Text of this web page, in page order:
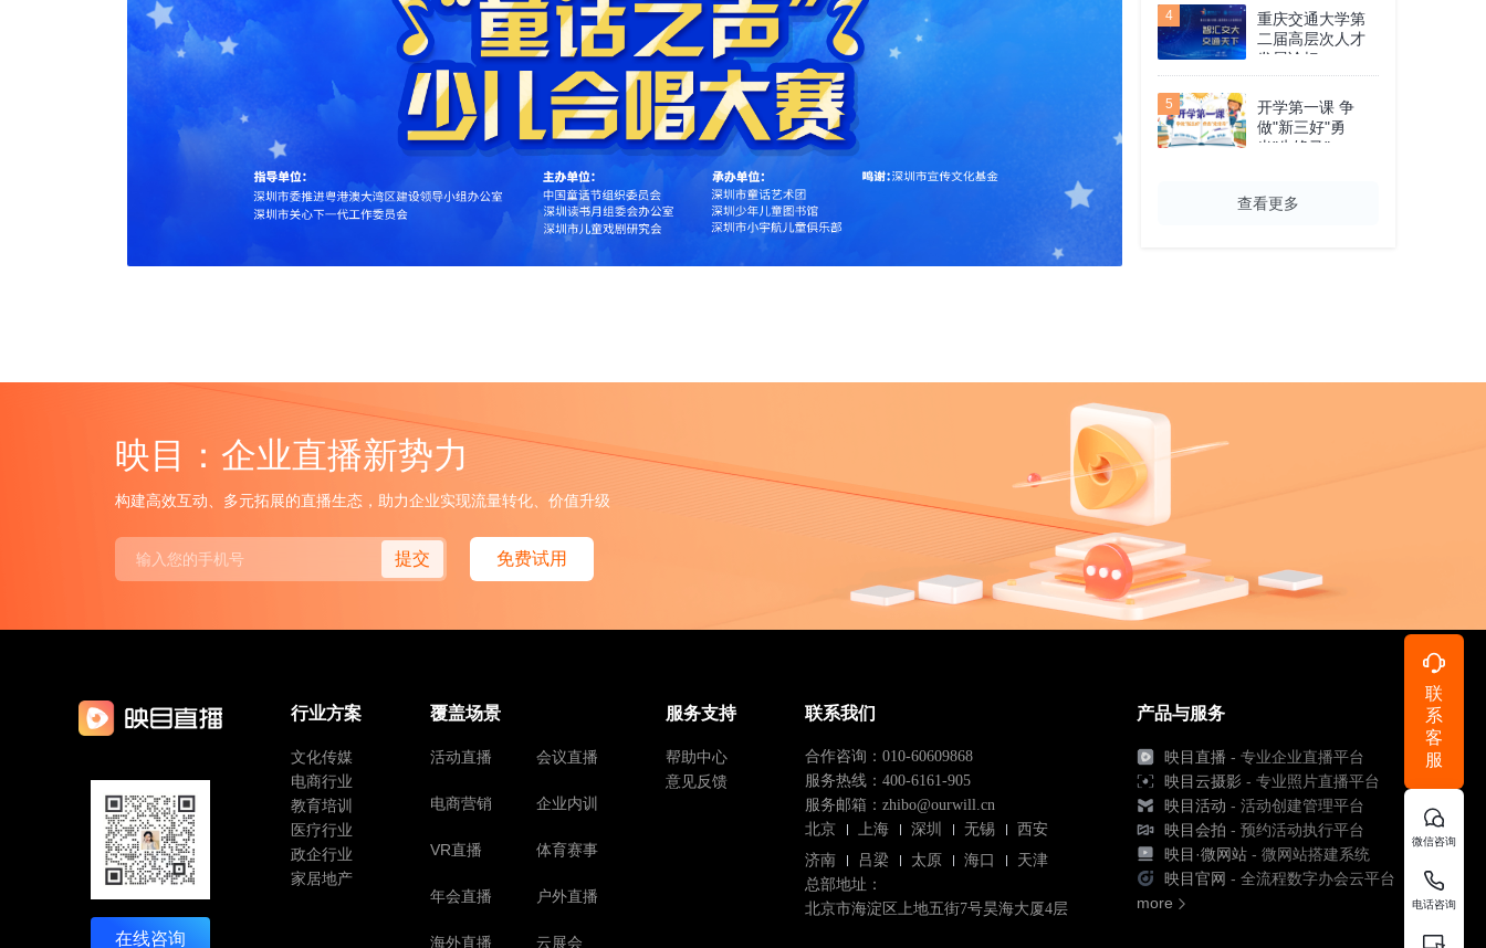
暨成果展示交流
活动
4
重庆交通大学第
二届高层次人才
发展论坛
5
开学第一课 争
做"新三好"勇
当"先锋马"
查看更多
映目：企业直播新势力
构建高效互动、多元拓展的直播生态，助力企业实现流量转化、价值升级
提交 免费试用
在线咨询
行业方案
文化传媒
电商行业
教育培训
医疗行业
政企行业
家居地产
覆盖场景
活动直播 会议直播
电商营销 企业内训
VR直播 体育赛事
年会直播 户外直播
海外直播 云展会
服务支持
帮助中心
意见反馈
联系我们
合作咨询：010-60609868
服务热线：400-6161-905
服务邮箱：zhibo@ourwill.cn
北京
上海 深圳 无锡
西安
济南
吕梁 太原 海口
天津
总部地址：
北京市海淀区上地五街7号昊海大厦4层
产品与服务
映目直播 - 专业企业直播平台
映目云摄影 - 专业照片直播平台
映目活动 - 活动创建管理平台
映目会拍 - 预约活动执行平台
映目·微网站 - 微网站搭建系统
映目官网 - 全流程数字办会云平台
more
联
系
客
服
微信咨询
电话咨询